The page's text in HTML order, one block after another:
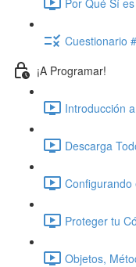
Cuestionario
¡A Programar!
Introducción
Descarga
Configurando
Proteger tu
Objetos,